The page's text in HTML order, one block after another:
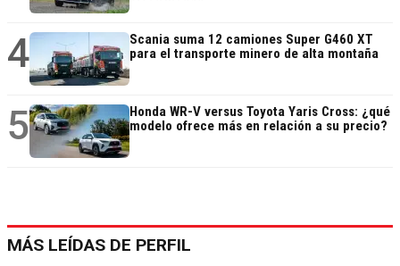
4
Scania suma 12 camiones Super G460 XT
para el transporte minero de alta montaña
5
Honda WR-V versus Toyota Yaris Cross: ¿qué
modelo ofrece más en relación a su precio?
MÁS LEÍDAS DE PERFIL